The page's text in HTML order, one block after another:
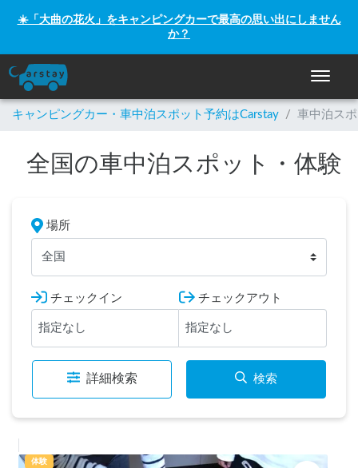
☀️「大曲の花火」をキャンピングカーで最高の思い出にしません
か？
ナビゲ
キャンピングカー・車中泊スポット予約はCarstay / 車中泊ス
全国の車中泊スポット・体験
場所
全国
チェックイン チェックアウト
詳細検索 検索
体験